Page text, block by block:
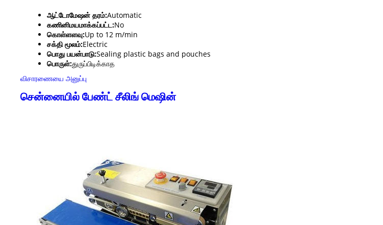
ஆட்டோமேஷன் தரம்:Automatic
கணினிமயமாக்கப்பட்ட:No
கொள்ளளவு:Up to 12 m/min
சக்தி மூலம்:Electric
பொது பயன்பாடு:Sealing plastic bags and pouches
பொருள்:துருப்பிடிக்காத
விசாரணையை அனுப்பு
சென்னையில் பேண்ட் சீலிங் மெஷின்